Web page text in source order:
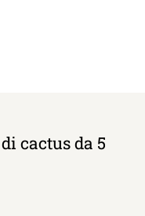
cactus da 5